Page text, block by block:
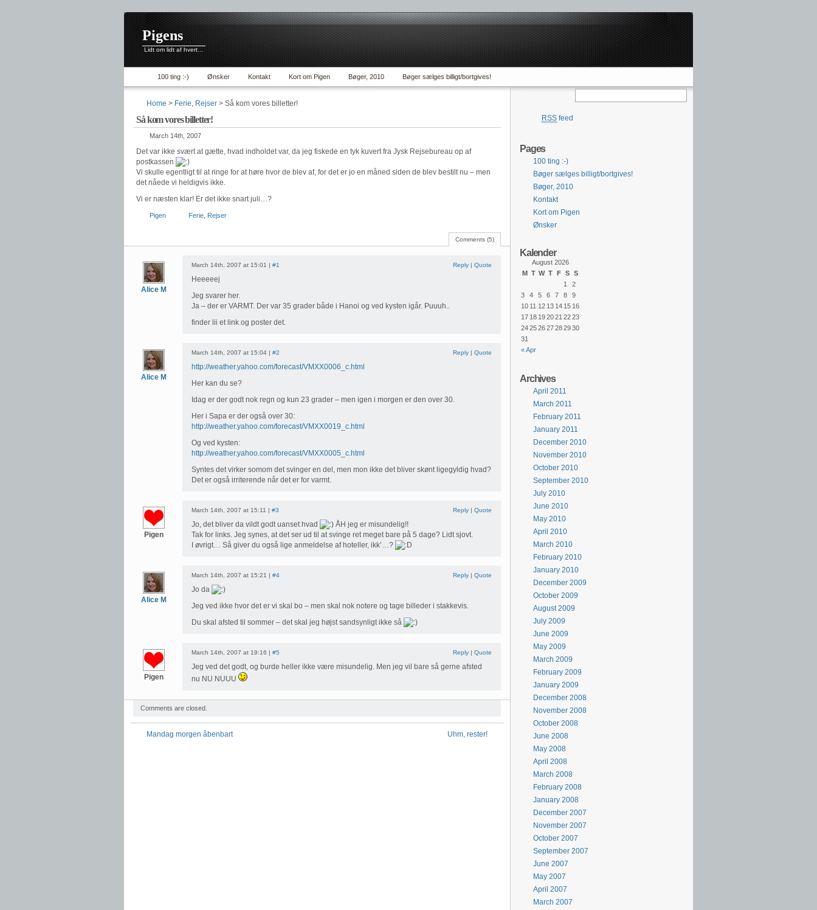
Pigens
Lidt om lidt af hvert…
100 ting :-) Ønsker Kontakt Kort om Pigen Bøger, 2010 Bøger sælges billigt/bortgives!
Home > Ferie, Rejser > Så kom vores billetter!
Så kom vores billetter!
March 14th, 2007
Det var ikke svært at gætte, hvad indholdet var, da jeg fiskede en tyk kuvert fra Jysk Rejsebureau op af
postkassen
Vi skulle egentligt til at ringe for at høre hvor de blev af, for det er jo en måned siden de blev bestilt nu – men
det nåede vi heldigvis ikke.
Vi er næsten klar! Er det ikke snart juli…?
Pigen Ferie Rejser
Comments (5)
Alice M
March 14th, 2007 at 15:01 | #1 Reply | Quote
Heeeeej
Jeg svarer her.
Ja – der er VARMT. Der var 35 grader både i Hanoi og ved kysten igår. Puuuh..
finder lii et link og poster det.
Alice M
March 14th, 2007 at 15:04 | #2 Reply | Quote
http://weather.yahoo.com/forecast/VMXX0006_c.html
Her kan du se?
Idag er der godt nok regn og kun 23 grader – men igen i morgen er den over 30.
Her i Sapa er der også over 30:
http://weather.yahoo.com/forecast/VMXX0019_c.html
Og ved kysten:
http://weather.yahoo.com/forecast/VMXX0005_c.html
Syntes det virker somom det svinger en del, men mon ikke det bliver skønt ligegyldig hvad?
Det er også irriterende når det er for varmt.
Pigen
March 14th, 2007 at 15:11 | #3 Reply | Quote
Jo, det bliver da vildt godt uanset hvad
ÅH jeg er misundelig!!
Tak for links. Jeg synes, at det ser ud til at svinge ret meget bare på 5 dage? Lidt sjovt.
I øvrigt… Så giver du også lige anmeldelse af hoteller, ikk’…?
Alice M
March 14th, 2007 at 15:21 | #4 Reply | Quote
Jo da
Jeg ved ikke hvor det er vi skal bo – men skal nok notere og tage billeder i stakkevis.
Du skal afsted til sommer – det skal jeg højst sandsynligt ikke så
Pigen
March 14th, 2007 at 19:16 | #5 Reply | Quote
Jeg ved det godt, og burde heller ikke være misundelig. Men jeg vil bare så gerne afsted
nu NU NUUU
Comments are closed.
Mandag morgen åbenbart Uhm, rester!
RSS feed
Pages
100 ting :-)
Bøger sælges billigt/bortgives!
Bøger, 2010
Kontakt
Kort om Pigen
Ønsker
Kalender
August 2026
M T W T F S S
« Apr
1
2
3
4 5 6 7 8
9
10 11 12 13 14 15 16
17 18 192021 2223
24252627282930
31
Archives
April 2011
March 2011
February 2011
January 2011
December 2010
November 2010
October 2010
September 2010
July 2010
June 2010
May 2010
April 2010
March 2010
February 2010
January 2010
December 2009
October 2009
August 2009
July 2009
June 2009
May 2009
March 2009
February 2009
January 2009
December 2008
November 2008
October 2008
June 2008
May 2008
April 2008
March 2008
February 2008
January 2008
December 2007
November 2007
October 2007
September 2007
June 2007
May 2007
April 2007
March 2007